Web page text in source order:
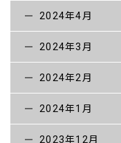
2024年4月
2024年3月
2024年2月
2024年1月
2023年12月